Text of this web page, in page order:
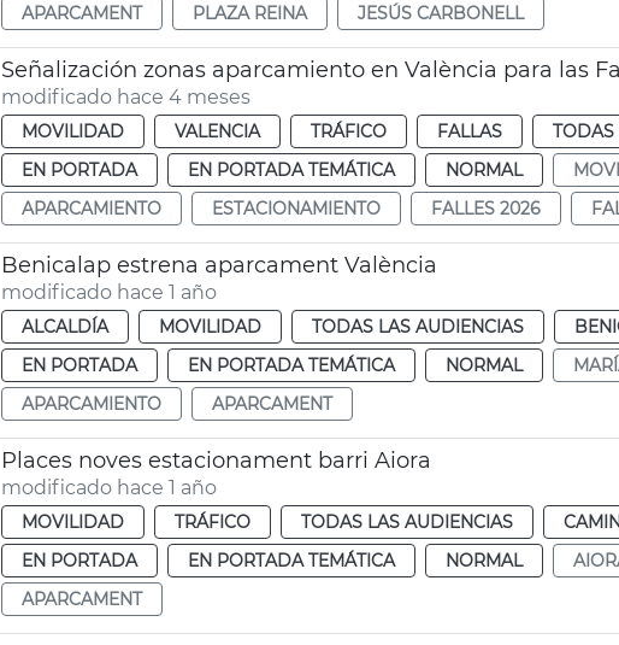
APARCAMENT
PLAZA REINA JESÚS CARBONELL
Señalización zonas aparcamiento en València para las
modificado hace 4 meses
MOVILIDAD VALENCIA TRÁFICO FALLAS TODAS
EN PORTADA
EN PORTADA TEMÁTICA NORMAL
APARCAMIENTO
ESTACIONAMIENTO FALLES 2026
Benicalap estrena aparcament València
modificado hace 1 año
ALCALDÍA MOVILIDAD TODAS LAS AUDIENCIAS
EN PORTADA
EN PORTADA TEMÁTICA NORMAL
APARCAMIENTO
APARCAMENT
Places noves estacionament barri Aiora
modificado hace 1 año
MOVILIDAD TRÁFICO TODAS LAS AUDIENCIAS
EN PORTADA
EN PORTADA TEMÁTICA NORMAL
APARCAMENT